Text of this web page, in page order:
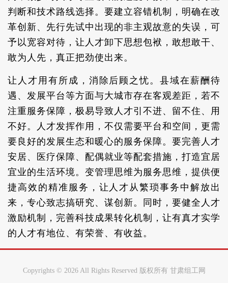
判断和技术路线选择。要建立容错机制，明确在改
革创新、先行先试中出现的非主观故意的失误，可
予以宽容对待，让人才卸下思想包袱，敢想敢干、
敢为人先，真正把劲使出来。
让人才用有所成，消除后顾之忧。县域在薪酬待
遇、发展平台等方面与大城市存在客观差距，若不
注重服务保障，极易导致人才引不进、留不住、用
不好。人才发挥作用，不仅需要平台和空间，更需
要良好的发展生态和暖心的服务保障。要完善人才
安居、医疗保障、配偶就业等配套措施，打造宜居
宜业的生活环境。变管理思维为服务思维，提供便
捷高效的精准服务，让人才从繁琐事务中解放出
来，专心致志搞研究、谋创新。同时，要健全人才
激励机制，完善科技成果转化机制，让有真才实学
的人才有地位、有荣誉、有收益。
Copyrights © 2026 All Rights Reserved 版权所有 甘肃组工网